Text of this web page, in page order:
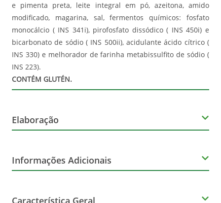
e pimenta preta, leite integral em pó, azeitona, amido
modificado, magarina, sal, fermentos químicos: fosfato
monocálcio ( INS 341i), pirofosfato dissódico ( INS 450i) e
bicarbonato de sódio ( INS 500ii), acidulante ácido cítrico (
INS 330) e melhorador de farinha metabissulfito de sódio (
INS 223).
CONTÉM GLUTÉN.
Elaboração
500g
Informações Adicionais
Característica Geral